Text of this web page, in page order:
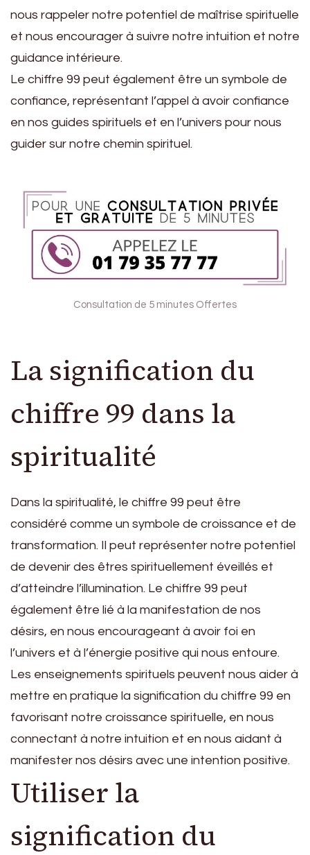
nous rappeler notre potentiel de maîtrise spirituelle
et nous encourager à suivre notre intuition et notre
guidance intérieure.
Le chiffre 99 peut également être un symbole de
confiance, représentant l’appel à avoir confiance
en nos guides spirituels et en l’univers pour nous
guider sur notre chemin spirituel.
Consultation de 5 minutes Offertes
La signification du
chiffre 99 dans la
spiritualité
Dans la spiritualité, le chiffre 99 peut être
considéré comme un symbole de croissance et de
transformation. Il peut représenter notre potentiel
de devenir des êtres spirituellement éveillés et
d’atteindre l’illumination. Le chiffre 99 peut
également être lié à la manifestation de nos
désirs, en nous encourageant à avoir foi en
l’univers et à l’énergie positive qui nous entoure.
Les enseignements spirituels peuvent nous aider à
mettre en pratique la signification du chiffre 99 en
favorisant notre croissance spirituelle, en nous
connectant à notre intuition et en nous aidant à
manifester nos désirs avec une intention positive.
Utiliser la
signification du